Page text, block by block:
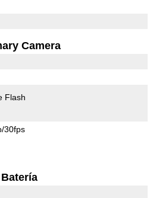
Camera
Flash
30fps
Batería